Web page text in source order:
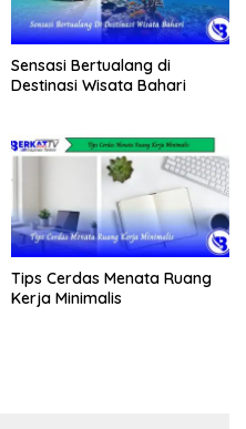
Sensasi Bertualang di
Destinasi Wisata Bahari
Tips Cerdas Menata Ruang
Kerja Minimalis